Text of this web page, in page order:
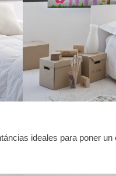
ideales para poner